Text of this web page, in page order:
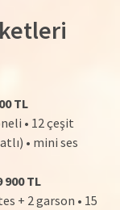
TL
• 12 çeşit
• mini ses
900 TL
+ 2 garson • 15